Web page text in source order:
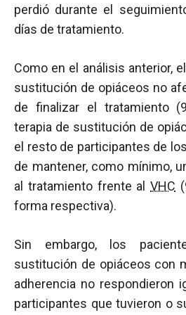
perdió durante el
días de tratamiento.
Como en el análisis anterior,
sustitución de opiáceos no
de finalizar el tratamiento
terapia de sustitución de
el resto de participantes de
de mantener, como mínimo,
al tratamiento frente alVHC
forma respectiva).
Sin embargo, los
sustitución de opiáceos con
adherencia no respondieron
participantes que tuvieron o